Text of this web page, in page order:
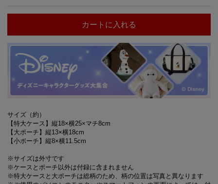
カートに入れる
サイズ（約）
【特大ケース】縦18×横25×マチ8cm
【大ポーチ】縦13×横18cm
【小ポーチ】縦8×横11.5cm
※サイズは外寸です
※ケースとポーチ以外は付録に含まれません
※特大ケースと大ポーチは総柄のため、柄の位置は写真と異なります